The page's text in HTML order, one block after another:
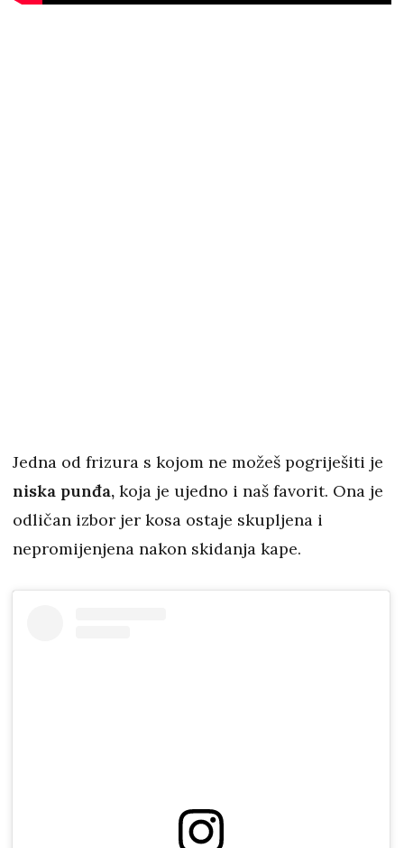
Jedna od frizura s kojom ne možeš pogriješiti je
niska punđa, koja je ujedno i naš favorit. Ona je
odličan izbor jer kosa ostaje skupljena i
nepromijenjena nakon skidanja kape.